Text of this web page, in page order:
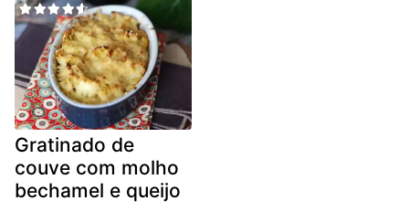
Gratinado de
couve com molho
bechamel e queijo